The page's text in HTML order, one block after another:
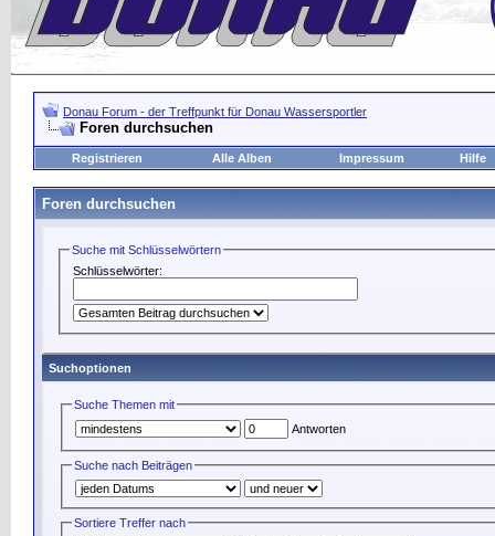
Donau Forum - der Treffpunkt für Donau Wassersportler
Foren durchsuchen
Registrieren Alle Alben Impressum Hilfe
Foren durchsuchen
Suche mit Schlüsselwörtern
Schlüsselwörter:
Suchoptionen
Suche Themen mit
Antworten
Suche nach Beiträgen
Sortiere Treffer nach